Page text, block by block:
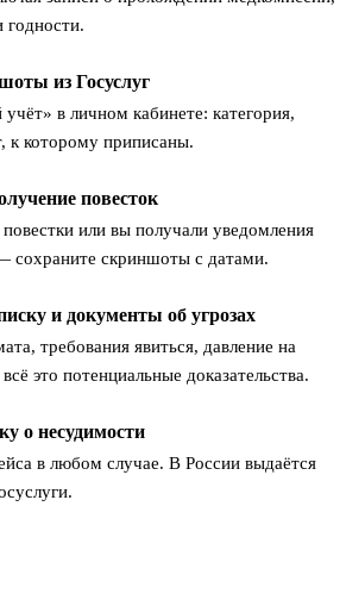
годности.
из Госуслуг
в личном кабинете: категория,
к которому приписаны.
повесток
или вы получали уведомления
сохраните скриншоты с датами.
и документы об угрозах
требования явиться, давление на
это потенциальные доказательства.
о несудимости
в любом случае. В России выдаётся